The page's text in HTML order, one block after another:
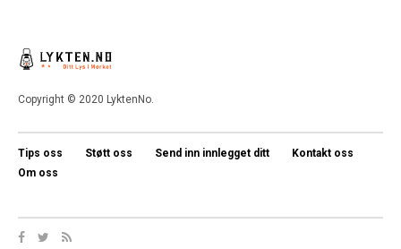
Copyright © 2020 LyktenNo.
Tips oss Støtt oss Send inn innlegget ditt
Kontakt oss
Om oss